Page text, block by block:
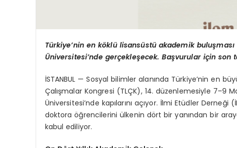
Türkiye’nin en köklü lisansüstü akademik
Üniversitesi’nde gerçekleşecek. Başvurular için son
İSTANBUL —Sosyal bilimler alanında Türkiye’nin en
Çalışmalar Kongresi (TLÇK), 14. düzenlemesiyle 7–9
Üniversitesi’nde kapılarını açıyor. İlmiEtüdler Derneği
doktora öğrencilerini ülkenin dört bir yanından bir
kabul ediliyor.